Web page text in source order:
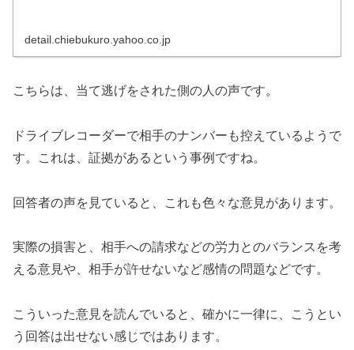
detail.chiebukuro.yahoo.co.jp
こちらは、当て逃げをされた側の人の声です。
ドライブレコーダーで相手のナンバーも控えているようで
す。これは、証拠があるという事例ですね。
回答者の声を見ていると、これも色々な意見があります。
実際の損害と、相手への請求などの労力とのバランスを考
える意見や、相手が許せないなど感情の問題などです。
こういった意見を読んでいると、確かに一律に、こうとい
う回答は出せない感じではあります。